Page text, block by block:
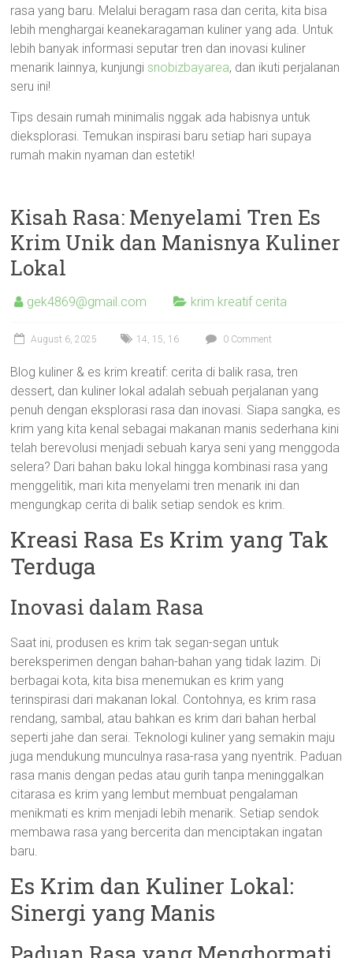
rasa yang baru. Melalui beragam rasa dan cerita, kita bisa
lebih menghargai keanekaragaman kuliner yang ada. Untuk
lebih banyak informasi seputar tren dan inovasi kuliner
menarik lainnya, kunjungi snobizbayarea, dan ikuti perjalanan
seru ini!
Tips desain rumah minimalis nggak ada habisnya untuk
dieksplorasi. Temukan inspirasi baru setiap hari supaya
rumah makin nyaman dan estetik!
Kisah Rasa: Menyelami Tren Es
Krim Unik dan Manisnya Kuliner
Lokal
gek4869@gmail.com krim kreatif cerita
August 6, 2025 14, 15, 16 0 Comment
Blog kuliner & es krim kreatif: cerita di balik rasa, tren
dessert, dan kuliner lokal adalah sebuah perjalanan yang
penuh dengan eksplorasi rasa dan inovasi. Siapa sangka, es
krim yang kita kenal sebagai makanan manis sederhana kini
telah berevolusi menjadi sebuah karya seni yang menggoda
selera? Dari bahan baku lokal hingga kombinasi rasa yang
menggelitik, mari kita menyelami tren menarik ini dan
mengungkap cerita di balik setiap sendok es krim.
Kreasi Rasa Es Krim yang Tak
Terduga
Inovasi dalam Rasa
Saat ini, produsen es krim tak segan-segan untuk
bereksperimen dengan bahan-bahan yang tidak lazim. Di
berbagai kota, kita bisa menemukan es krim yang
terinspirasi dari makanan lokal. Contohnya, es krim rasa
rendang, sambal, atau bahkan es krim dari bahan herbal
seperti jahe dan serai. Teknologi kuliner yang semakin maju
juga mendukung munculnya rasa-rasa yang nyentrik. Paduan
rasa manis dengan pedas atau gurih tanpa meninggalkan
citarasa es krim yang lembut membuat pengalaman
menikmati es krim menjadi lebih menarik. Setiap sendok
membawa rasa yang bercerita dan menciptakan ingatan
baru.
Es Krim dan Kuliner Lokal:
Sinergi yang Manis